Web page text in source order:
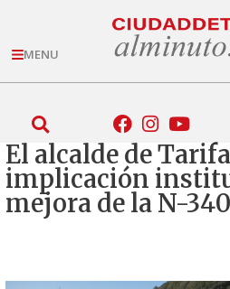
MENU
El alcalde de
implicación
mejora de la N-340